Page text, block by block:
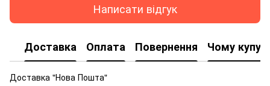
Написати відгук
Доставка Оплата Повернення Чому
Доставка "Нова Пошта"